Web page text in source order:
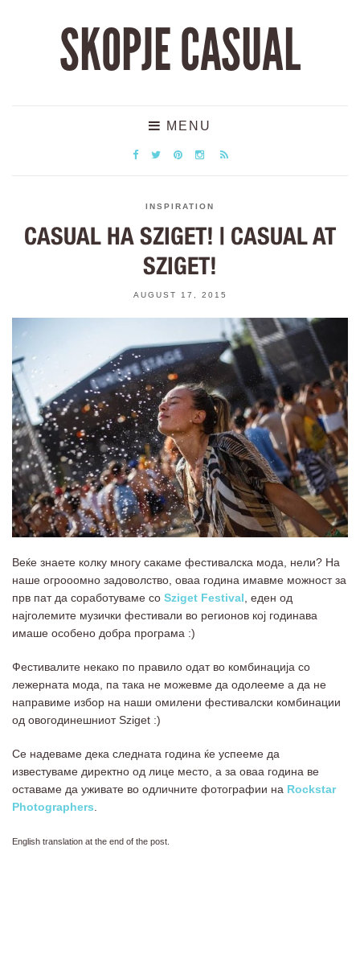
SKOPJE CASUAL
MENU
INSPIRATION
CASUAL НА SZIGET! | CASUAL AT
SZIGET!
AUGUST 17, 2015
Веќе знаете колку многу сакаме фестивалска мода, нели? На
наше огрооомно задоволство, оваа година имавме можност за
прв пат да соработуваме со Sziget Festival, еден од
најголемите музички фестивали во регионов кој годинава
имаше особено добра програма :)
Фестивалите некако по правило одат во комбинација со
лежерната мода, па така не можевме да одолееме а да не
направиме избор на наши омилени фестивалски комбинации
од овогодинешниот Sziget :)
Се надеваме дека следната година ќе успееме да
известуваме директно од лице место, а за оваа година ве
оставаме да уживате во одличните фотографии на Rockstar
Photographers.
English translation at the end of the post.